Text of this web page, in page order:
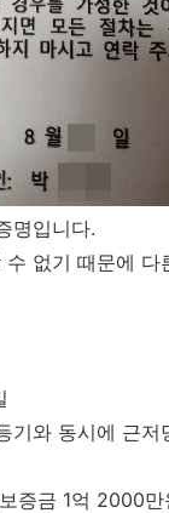
명입니다.
없기 때문에
와 동시에 근
증금 1억 2000